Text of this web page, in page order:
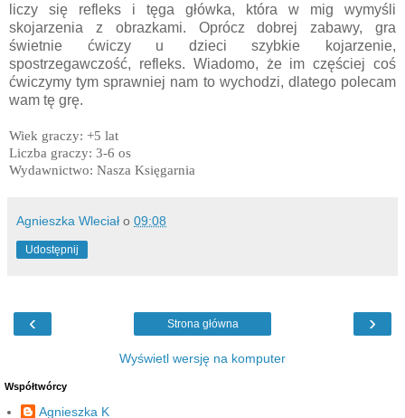
liczy się refleks i tęga główka, która w mig wymyśli
skojarzenia z obrazkami. Oprócz dobrej zabawy, gra
świetnie ćwiczy u dzieci szybkie kojarzenie,
spostrzegawczość, refleks. Wiadomo, że im częściej coś
ćwiczymy tym sprawniej nam to wychodzi, dlatego polecam
wam tę grę.
Wiek graczy: +5 lat
Liczba graczy: 3-6 os
Wydawnictwo: Nasza Księgarnia
Agnieszka Wleciał o 09:08
Udostępnij
‹ ›
Strona główna
Wyświetl wersję na komputer
Współtwórcy
Agnieszka K